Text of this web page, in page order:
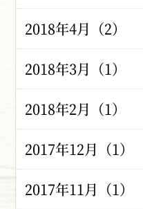
2018年4月（2）
2018年3月（1）
2018年2月（1）
2017年12月（1）
2017年11月（1）